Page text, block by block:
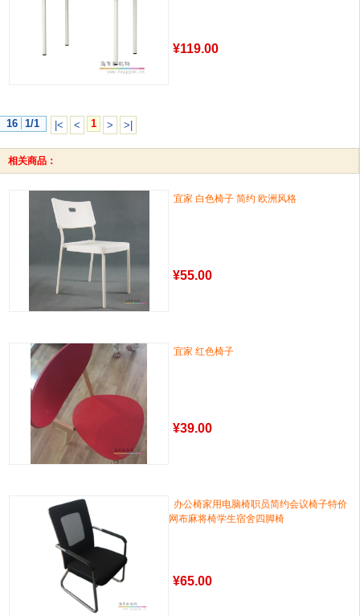
¥119.00
16 1/1 |< < 1 > >|
相关商品：
宜家 白色椅子 简约 欧洲风格
¥55.00
宜家 红色椅子
¥39.00
办公椅家用电脑椅职员简约会议椅子特价
网布麻将椅学生宿舍四脚椅
¥65.00